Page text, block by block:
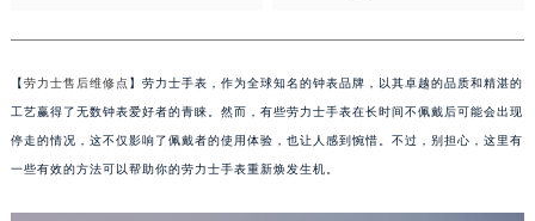
【劳力士售后维修点 】劳力士手表，作为全球知名的钟表品牌，以其卓越的品质和精湛的
工艺赢得了无数钟表爱好者的青睐。然而，有些劳力士手表在长时间不佩戴后可能会出现
停走的情况，这不仅影响了佩戴者的使用体验，也让人感到惋惜。不过，别担心，这里有
一些有效的方法可以帮助你的劳力士手表重新焕发生机。